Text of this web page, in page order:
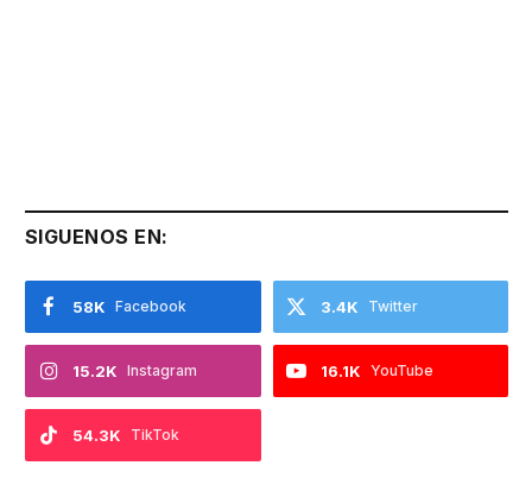
SIGUENOS EN:
Facebook
58K Twitter
3.4K
Instagram
15.2K YouTube
16.1K
TikTok
54.3K